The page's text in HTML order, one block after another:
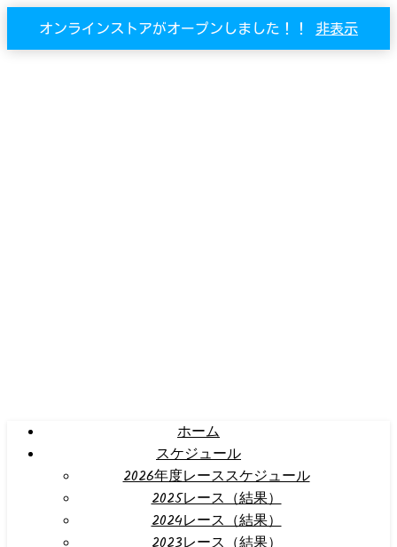
オンラインストアがオープンしました！！ 非表示
ホーム
スケジュール
2026年度レーススケジュール
2025レース（結果）
2024レース（結果）